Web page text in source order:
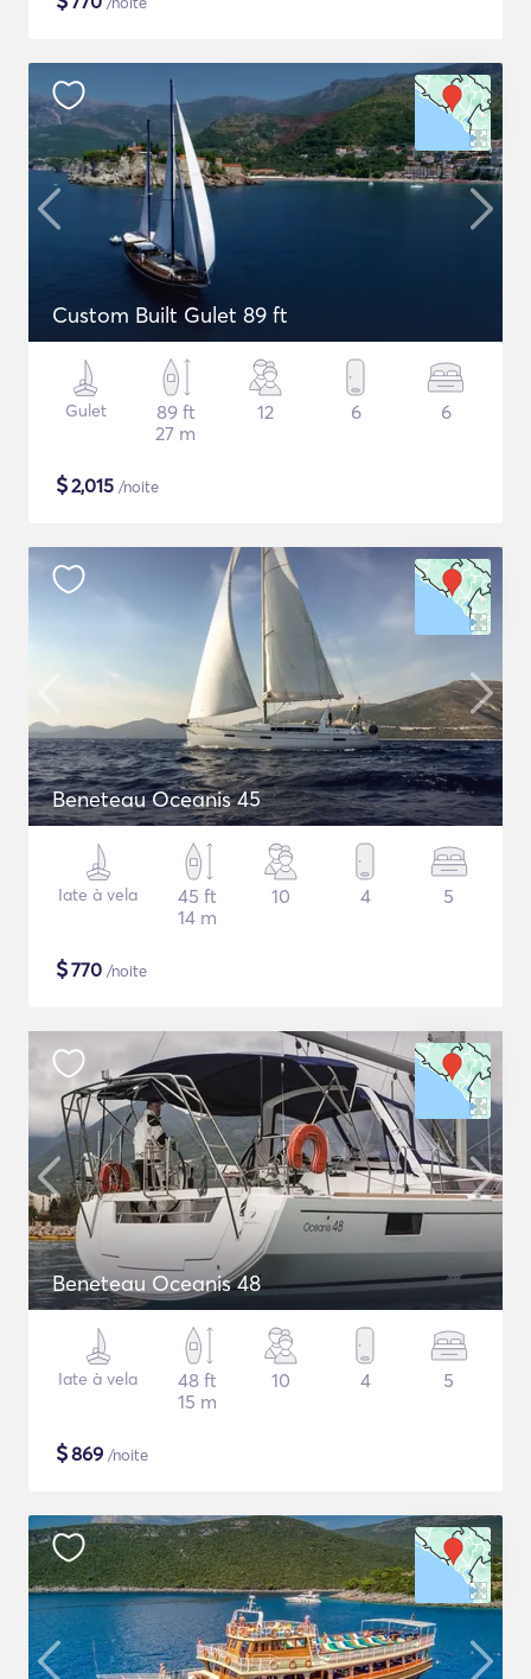
Custom Built Gulet 89 ft
Gulet
89 ft
27 m
12 6 6
$2,015 /noite
Beneteau Oceanis 45
Iate à vela
45 ft
14 m
10 4 5
$770 /noite
Beneteau Oceanis 48
Iate à vela
48 ft
15 m
10 4 5
$869 /noite